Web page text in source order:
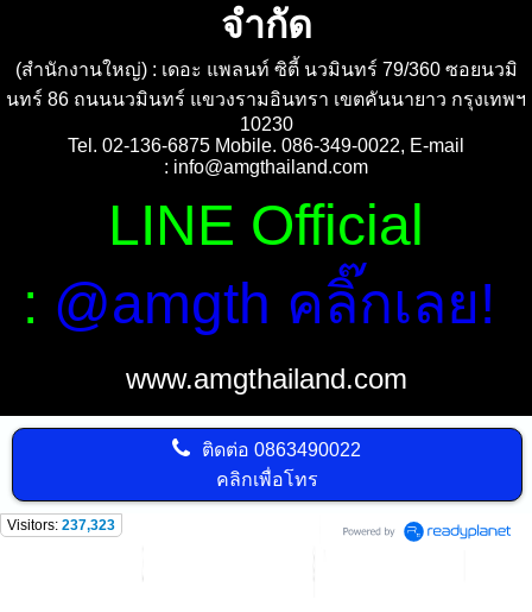
จำกัด
(สำนักงานใหญ่) : เดอะ แพลนท์ ซิตี้ นวมินทร์ 79/360 ซอยนวมิ
นทร์ 86 ถนนนวมินทร์ แขวงรามอินทรา เขตคันนายาว กรุงเทพฯ
10230
Tel. 02-136-6875 Mobile. 086-349-0022, E-mail
: info@amgthailand.com
LINE Official
: @amgth คลิ๊กเลย!
www.amgthailand.com
ติดต่อ0863490022
คลิกเพื่อโทร
Visitors: 237,323